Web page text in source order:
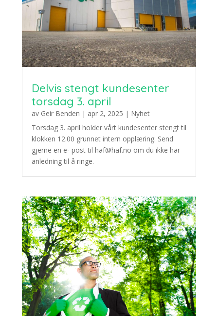
Delvis stengt kundesenter
torsdag 3. april
av Geir Benden | apr 2, 2025 | Nyhet
Torsdag 3. april holder vårt kundesenter stengt til
klokken 12.00 grunnet intern opplæring. Send
gjerne en e- post til haf@haf.no om du ikke har
anledning til å ringe.